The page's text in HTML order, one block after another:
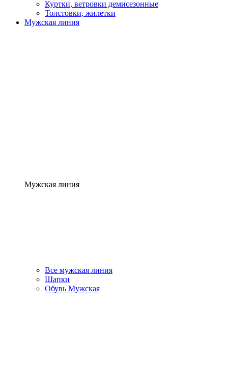
Куртки, ветровки демисезонные
Толстовки, жилетки
Мужская линия
Мужская линия
Все мужская линия
Шапки
Обувь Мужская